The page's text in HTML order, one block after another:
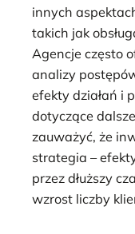
innych
takich jak
Agencje często
analizy
efekty działań i
dotyczące
zauważyć, że
strategia –
przez dłuższy
wzrost liczby